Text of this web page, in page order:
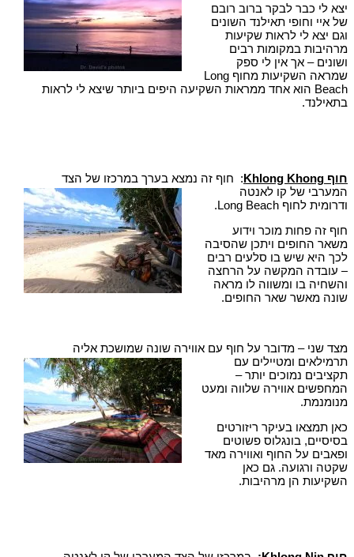
יצא לי כבר לבקר ברוב רובם
של איי וחופי תאילנד השונים
וגם יצא לי לראות שקיעות
מרהיבות במקומות רבים
ושונים – אך אין לי ספק
שמראה השקיעות מחוף Long
Beach הוא אחד ממראות השקיעה היפים ביותר שיצא לי לראות
בתאילנד.
חוף Khlong Khong: חוף זה נמצא בערך במרכזו של הצד
המערבי של קו לאנטה
ודרומית לחוף Long Beach.
חוף זה פחות מוכר וידוע
משאר החופים ויתכן שהסיבה
לכך היא שיש בו סלעים רבים
– עובדה המקשה על הרחצה
והשחיה בו ומשווה לו מראה
שונה מאשר שאר החופים.
מצד שני – מדובר על חוף עם אווירה שונה שמושכת אליה
תרמילאים ומטיילים עם
תקציבים נמוכים יותר –
המחפשים אווירה שלווה ומעט
מנומנמת.
כאן תמצאו בעיקר ריזורטים
בסיסיים, בונגלוס פשוטים
ופאבים על החוף ואווירה מאד
שקטה ורגועה. גם כאן
השקיעות הן מרהיבות.